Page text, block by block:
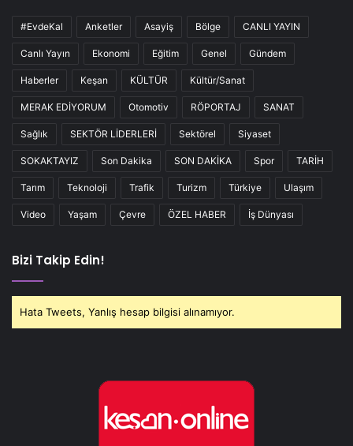
#EvdeKal Anketler Asayiş Bölge CANLI YAYIN
Canlı Yayın Ekonomi Eğitim Genel Gündem
Haberler Keşan KÜLTÜR Kültür/Sanat
MERAK EDİYORUM Otomotiv RÖPORTAJ SANAT
Sağlık SEKTÖR LİDERLERİ Sektörel Siyaset
SOKAKTAYIZ Son Dakika SON DAKİKA Spor TARİH
Tarım Teknoloji Trafik Turizm Türkiye Ulaşım
Video Yaşam Çevre ÖZEL HABER İş Dünyası
Bizi Takip Edin!
Hata Tweets, Yanlış hesap bilgisi alınamıyor.